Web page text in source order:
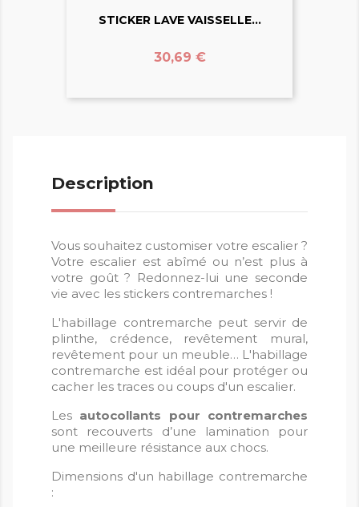
STICKER LAVE VAISSELLE...
Prix
30,69 €
Description
Vous souhaitez customiser votre escalier ?
Votre escalier est abîmé ou n’est plus à
votre goût ? Redonnez-lui une seconde
vie avec les stickers contremarches !
L'habillage contremarche peut servir de
plinthe, crédence, revêtement mural,
revêtement pour un meuble… L'habillage
contremarche est idéal pour protéger ou
cacher les traces ou coups d'un escalier.
Les autocollants pour contremarches
sont recouverts d’une lamination pour
une meilleure résistance aux chocs.
Dimensions d'un habillage contremarche
: